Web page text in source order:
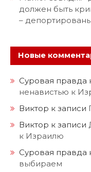
должен быть
–
Новые
Суровая правда
ненавистью к
Виктор к записи
Виктор к записи
к Израилю
Суровая правда
выбираем